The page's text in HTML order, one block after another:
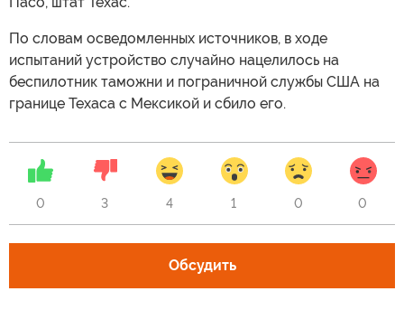
По словам осведомленных источников, в ходе
испытаний устройство случайно нацелилось на
беспилотник таможни и пограничной службы США на
границе Техаса с Мексикой и сбило его.
0 3 4 1 0 0
Обсудить